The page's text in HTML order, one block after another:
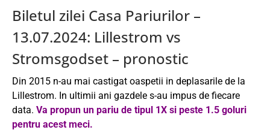
Biletul zilei Casa Pariurilor –
13.07.2024: Lillestrom vs
Stromsgodset – pronostic
Din 2015 n-au mai castigat oaspetii in deplasarile de la
Lillestrom. In ultimii ani gazdele s-au impus de fiecare
data. Va propun un pariu de tipul 1X si peste 1.5 goluri
pentru acest meci.